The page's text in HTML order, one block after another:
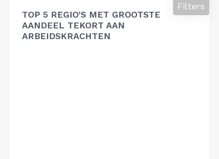
TOP 5 REGIO'S MET GROOTSTE
AANDEEL TEKORT AAN
ARBEIDSKRACHTEN
Filters